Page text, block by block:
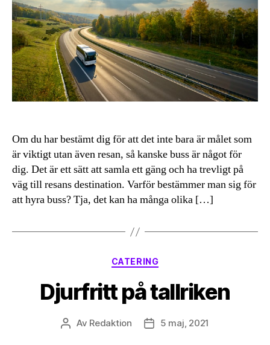
Om du har bestämt dig för att det inte bara är målet som
är viktigt utan även resan, så kanske buss är något för
dig. Det är ett sätt att samla ett gäng och ha trevligt på
väg till resans destination. Varför bestämmer man sig för
att hyra buss? Tja, det kan ha många olika […]
Kategorier
CATERING
Djurfritt på tallriken
Inläggsförfattare
Av Redaktion Inläggsdatum
5 maj, 2021